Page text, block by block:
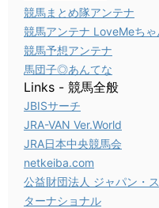
競馬まとめ隊アンテナ
競馬アンテナ LoveMeちゃ
競馬予想アンテナ
馬団子◎あんてな
Links - 競馬全般
JBISサーチ
JRA-VAN Ver.World
JRA日本中央競馬会
netkeiba.com
公益財団法人 ジャパン・
ターナショナル